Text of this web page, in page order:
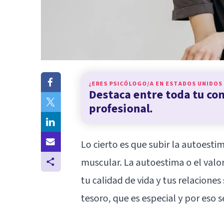
¿ERES PSICÓLOGO/A EN ESTADOS UNIDOS
Destaca entre toda tu
profesional.
Lo cierto es que subir la
muscular. La autoestima o el
tu calidad de vida y tus
tesoro, que es especial y por eso